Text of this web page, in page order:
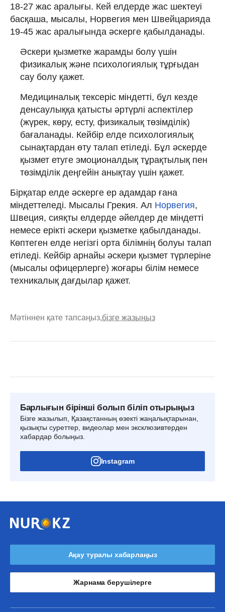
18-27 жас аралығы. Кей елдерде жас шектеуі
басқаша, мысалы, Норвегия мен Швейцарияда
19-45 жас аралығында әскерге қабылданады.
Әскери қызметке жарамды болу үшін
физикалық және психологиялық тұрғыдан
сау болу қажет.
Медициналық тексеріс міндетті, бұл кезде
денсаулыққа қатысты әртүрлі аспектілер
(жүрек, көру, есту, физикалық төзімділік)
бағаланады. Кейбір елде психологиялық
сынақтардан өту талап етіледі. Бұл әскерде
қызмет етуге эмоционалдық тұрақтылық пен
төзімділік деңгейін анықтау үшін қажет.
Бірқатар елде әскерге ер адамдар ғана
міндеттеледі. Мысалы Грекия. Ал Норвегия,
Швеция, сияқты елдерде әйелдер де міндетті
немесе ерікті әскери қызметке қабылданады.
Көптеген елде негізгі орта білімнің болуы талап
етіледі. Кейбір арнайы әскери қызмет түрлеріне
(мысалы офицерлерге) жоғары білім немесе
техникалық дағдылар қажет.
Мәтіннен қате тапсаңыз,бізге жазыңыз
Барлығын бірінші болып біліп отырыңыз
Бізге жазылып, Қазақстанның өзекті жаңалықтарынан,
қызықты суреттер, видеолар мен эксклюзивтерден
хабардар болыңыз.
Instagram
Ақау туралы хабарлаңыз
Жарнама берушілерге